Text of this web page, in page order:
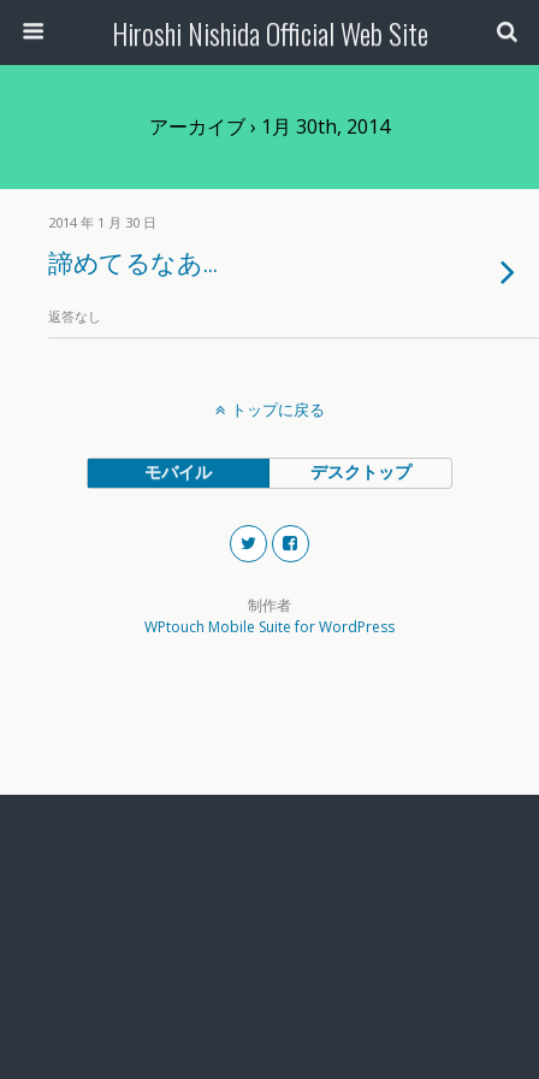
Hiroshi Nishida Official Web Site
アーカイブ › 1月 30th, 2014
2014 年 1 月 30 日
諦めてるなあ…
返答なし
トップに戻る
モバイル デスクトップ
制作者
WPtouch Mobile Suite for WordPress